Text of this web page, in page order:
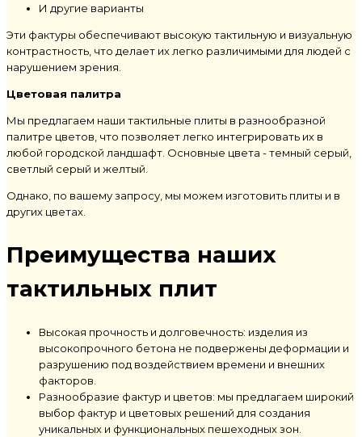
И другие варианты
Эти фактуры обеспечивают высокую тактильную и визуальную
контрастность, что делает их легко различимыми для людей с
нарушением зрения.
Цветовая палитра
Мы предлагаем наши тактильные плиты в разнообразной
палитре цветов, что позволяет легко интегрировать их в
любой городской ландшафт. Основные цвета - темный серый,
светлый серый и желтый.
Однако, по вашему запросу, мы можем изготовить плиты и в
других цветах.
Преимущества наших
тактильных плит
Высокая прочность и долговечность: изделия из
высокопрочного бетона не подвержены деформации и
разрушению под воздействием времени и внешних
факторов.
Разнообразие фактур и цветов: мы предлагаем широкий
выбор фактур и цветовых решений для создания
уникальных и функциональных пешеходных зон.